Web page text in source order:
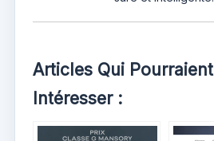
Articles Qui
Intéresser :